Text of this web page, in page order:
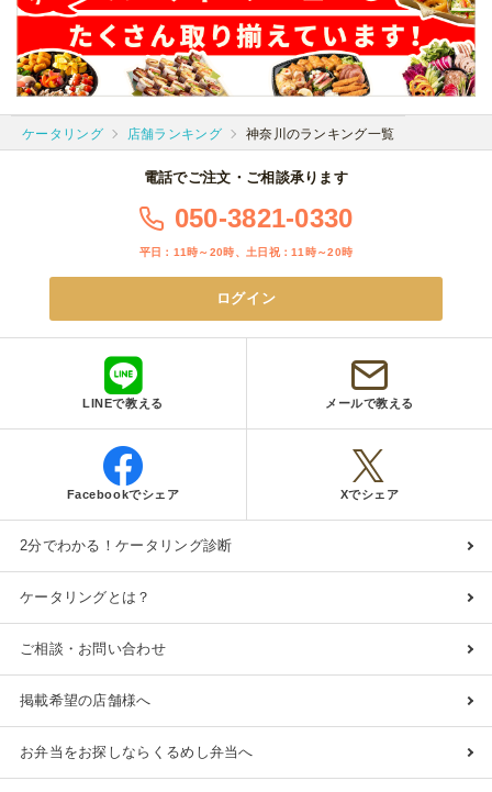
最低ご注文金額 23,000円
ケータリング 店舗ランキング 神奈川のランキング一覧
電話でご注文・ご相談承ります
050-3821-0330
平日：11時～20時、土日祝：11時～20時
ログイン
LINEで教える メールで教える
Facebookでシェア Xでシェア
2分でわかる！ケータリング診断
ケータリングとは？
ご相談・お問い合わせ
掲載希望の店舗様へ
お弁当をお探しならくるめし弁当へ